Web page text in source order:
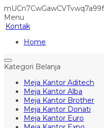
Menu
Kontak
Home
Kategori Belanja
Meja Kantor Aditech
Meja Kantor Alba
Meja Kantor Brother
Meja Kantor Donati
Meja Kantor Euro